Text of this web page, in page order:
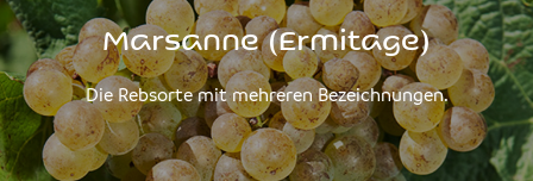
Marsanne (Ermitage)
Die Rebsorte mit mehreren Bezeichnungen.